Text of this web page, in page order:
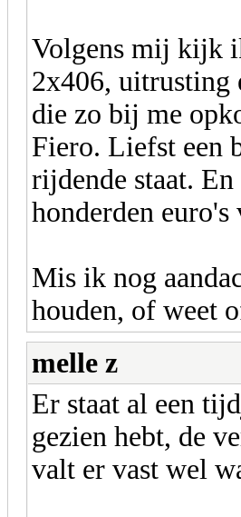
Volgens mij kijk
2x406, uitrusting
die zo bij me
Fiero. Liefst een
rijdende staat.
honderden
Mis ik nog
houden, of weet
melle z
Er staat al een
gezien hebt, de
valt er vast wel